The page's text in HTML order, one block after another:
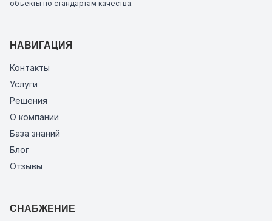
объекты по стандартам качества.
НАВИГАЦИЯ
Контакты
Услуги
Решения
О компании
База знаний
Блог
Отзывы
СНАБЖЕНИЕ